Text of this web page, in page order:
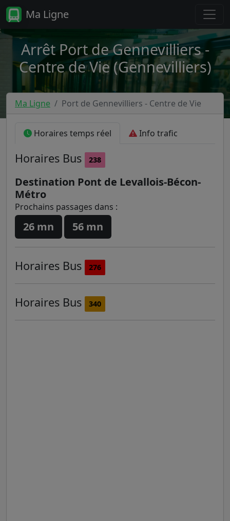
Ma Ligne
Arrêt Port de Gennevilliers -
Centre de Vie (Gennevilliers)
Ma Ligne Port de Gennevilliers - Centre de Vie
Horaires temps réel Info trafic
Horaires Bus 238
Destination Pont de Levallois-Bécon-
Métro
Prochains passages dans :
26 mn 56 mn
Horaires Bus 276
Horaires Bus 340